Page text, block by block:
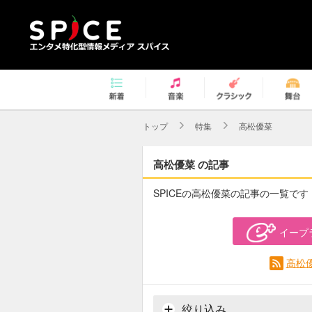
トップ 特集 高松優菜
高松優菜 の記事
SPICEの高松優菜の記事の一覧です
イープ
高松